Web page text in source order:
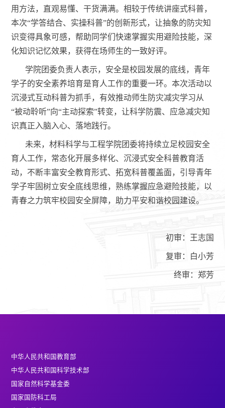
用方法，直观易懂、干货满满。相较于传统讲座式科普，
本次“学答结合、实操科普”的创新形式，让抽象的防灾知
识变得具象可感，帮助同学们快速掌握实用避险技能，深
化知识记忆效果，获得在场师生的一致好评。
学院团委负责人表示，安全是校园发展的底线，青年
学子的安全素养培育是育人工作的重要一环。本次活动以
沉浸式互动科普为抓手，有效推动师生防灾减灾学习从
“被动聆听”向“主动探索”转变，让科学防震、应急减灾知
识真正入脑入心、落地践行。
未来，材料科学与工程学院团委将持续立足校园安全
育人工作，常态化开展多样化、沉浸式安全科普教育活
动，不断丰富安全教育形式、拓宽科普覆盖面，引导青年
学子牢固树立安全底线思维，熟练掌握应急避险技能，以
青春之力筑牢校园安全屏障，助力平安和谐校园建设。
初审：王志国
复审：白小芳
终审：郑芳
中华人民共和国教育部
中华人民共和国科学技术部
国家自然科学基金委
国家国防科工局